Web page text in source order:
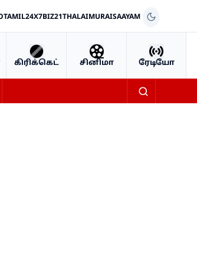
BIZ21THALAIMURAISAAYAM
கிரிக்கெட் சினிமா ரேடியோ